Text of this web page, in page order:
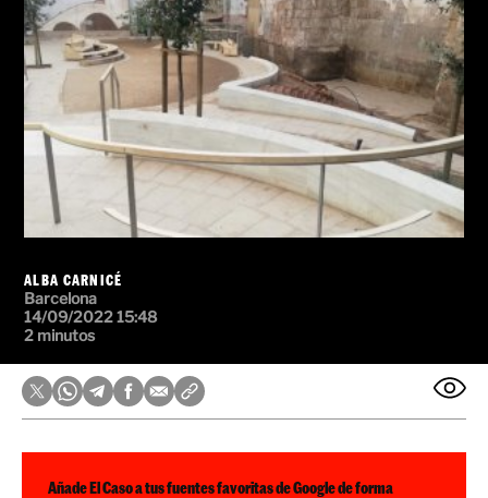
ALBA CARNICÉ
Barcelona
14/09/2022 15:48
2 minutos
Añade El Caso a tus fuentes favoritas de Google de forma